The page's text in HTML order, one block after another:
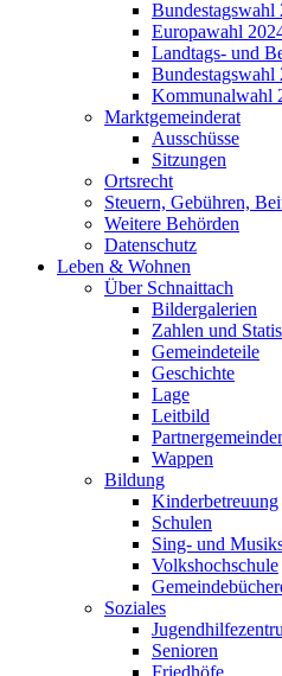
Bundestagswahl
Europawahl
Landtags- und
Bundestagswahl
Kommunalwahl
Marktgemeinderat
Ausschüsse
Sitzungen
Ortsrecht
Steuern, Gebühren,
Weitere Behörden
Datenschutz
Leben & Wohnen
Über Schnaittach
Bildergalerien
Zahlen und
Gemeindeteile
Geschichte
Lage
Leitbild
Wappen
Bildung
Kinderbetreuung
Schulen
Sing- und
Volkshochschule
Soziales
Senioren
Friedhöfe